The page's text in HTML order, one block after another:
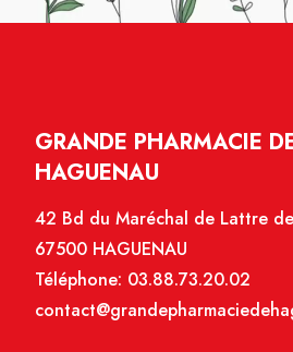
GRANDE PHARMACIE
HAGUENAU
42 Bd du Maréchal de Lattre
67500 HAGUENAU
Téléphone: 03.88.73.20.02